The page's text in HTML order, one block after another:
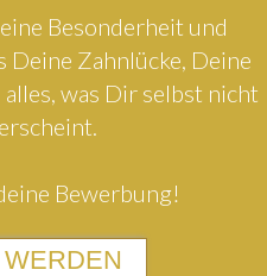
Besonderheit und
Zahnlücke, Deine
was Dir selbst nicht
Bewerbung!